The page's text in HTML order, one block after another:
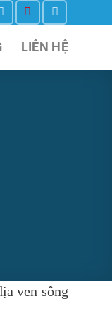
LIÊN HỆ
ven sông